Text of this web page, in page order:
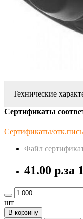
Технические
Сертификаты
Сертификаты/
Файл
41.00 р.за
шт
В корзину